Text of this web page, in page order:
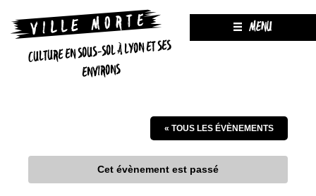
CULTURE EN SOUS-SOL À LYON ET SES
ENVIRONS
MENU
« TOUS LES ÉVÈNEMENTS
Cet évènement est passé